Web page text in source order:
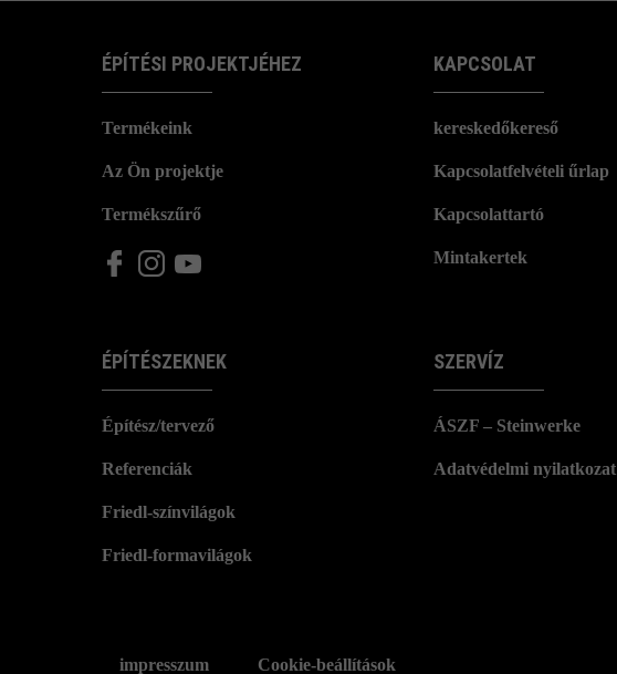
ÉPÍTÉSI PROJEKTJÉHEZ
Termékeink
Az Ön projektje
Termékszűrő
ÉPÍTÉSZEKNEK
Építész/tervező
Referenciák
Friedl-színvilágok
Friedl-formavilágok
KAPCSOLAT
kereskedőkereső
Kapcsolatfelvételi űrlap
Kapcsolattartó
Mintakertek
SZERVÍZ
ÁSZF – Steinwerke
Adatvédelmi nyilatkozat
impresszum Cookie-beállítások